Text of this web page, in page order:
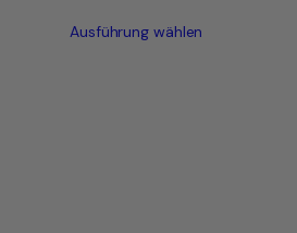
Ausführung wählen